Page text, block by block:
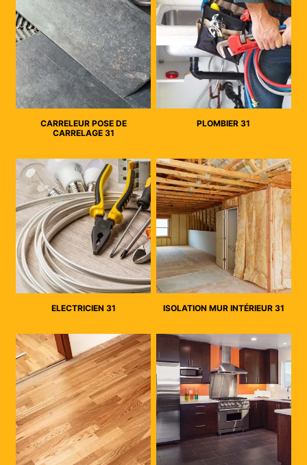
CARRELEUR POSE DE
CARRELAGE 31
PLOMBIER 31
ELECTRICIEN 31 ISOLATION MUR INTÉRIEUR 31